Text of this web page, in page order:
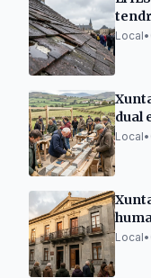
Local•
dual
Local•
Arbo
Local•